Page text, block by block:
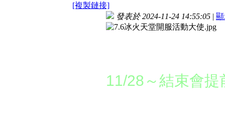
[複製鏈接]
發表於 2024-11-24 14:55:05 |
11/28～結束會提